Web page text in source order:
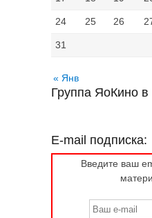
24 25 26
31
« Янв
Группа ЯоКино в
E-mail подписка:
Введите ваш